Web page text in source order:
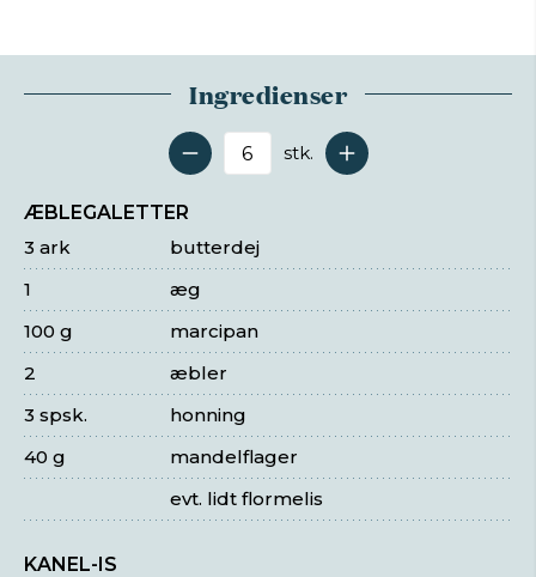
Ingredienser
Antal serveringer
stk.
ÆBLEGALETTER
butterdej
3 ark
æg
1
marcipan
100 g
æbler
2
honning
3 spsk.
mandelflager
40 g
evt. lidt flormelis
KANEL-IS